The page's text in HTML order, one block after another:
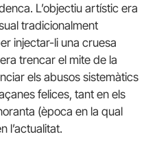
L’objectiu artístic era
tradicionalment
injectar-li una cruesa
trencar el mite de la
els abusos sistemàtics
felices, tant en els
(època en la qual
l’actualitat.